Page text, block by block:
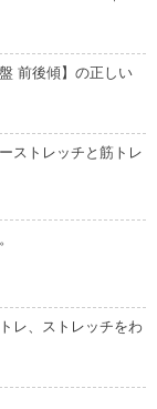
前後傾】の正しい
ストレッチと筋トレ
レ、ストレッチをわ